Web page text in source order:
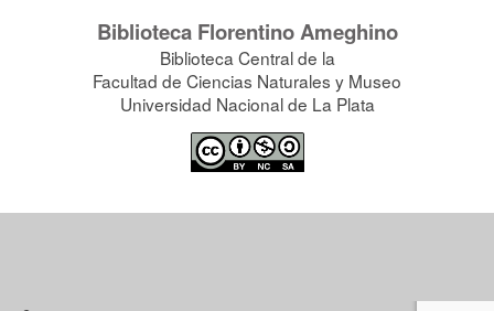
Biblioteca Florentino Ameghino
Biblioteca Central de la
Facultad de Ciencias Naturales y Museo
Universidad Nacional de La Plata